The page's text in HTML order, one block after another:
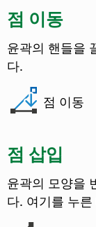
점 이동
윤곽의 핸들을
다.
점 이동
점 삽입
윤곽의 모양을
다. 여기를 누